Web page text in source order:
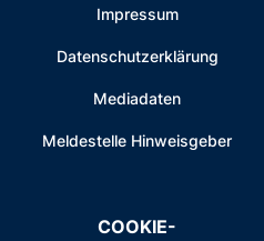
Impressum
Datenschutzerklärung
Mediadaten
Meldestelle Hinweisgeber
COOKIE-